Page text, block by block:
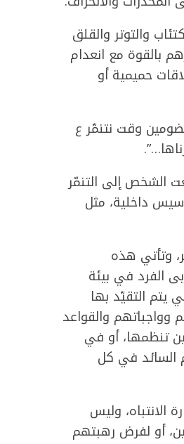
والتوتر والقلق
بالقوة مع انعدام
حميمية أو
وقت نتنمّر ع
أسباب عديدة دفعت الشخص إلى التنمّر
داخلية، مثل
وتأتي هذه
الفرد في بيئة
يتم التقيّد بها
والقواعد
تنظمها، أو في
السائد في كل
الانتباه، وليس
أو لفرض رهبتهم